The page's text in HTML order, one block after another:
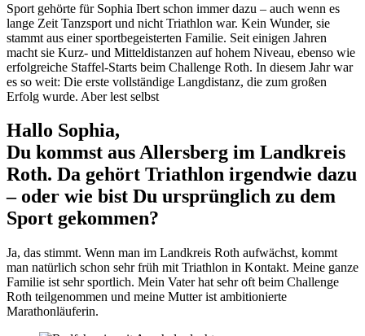
Sport gehörte für Sophia Ibert schon immer dazu – auch wenn es
lange Zeit Tanzsport und nicht Triathlon war. Kein Wunder, sie
stammt aus einer sportbegeisterten Familie. Seit einigen Jahren
macht sie Kurz- und Mitteldistanzen auf hohem Niveau, ebenso wie
erfolgreiche Staffel-Starts beim Challenge Roth. In diesem Jahr war
es so weit: Die erste vollständige Langdistanz, die zum großen
Erfolg wurde. Aber lest selbst
Hallo Sophia,
Du kommst aus Allersberg im Landkreis
Roth. Da gehört Triathlon irgendwie dazu
– oder wie bist Du ursprünglich zu dem
Sport gekommen?
Ja, das stimmt. Wenn man im Landkreis Roth aufwächst, kommt
man natürlich schon sehr früh mit Triathlon in Kontakt. Meine ganze
Familie ist sehr sportlich. Mein Vater hat sehr oft beim Challenge
Roth teilgenommen und meine Mutter ist ambitionierte
Marathonläuferin.